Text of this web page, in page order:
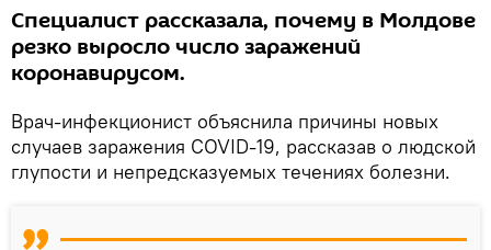
Специалист рассказала, почему в Молдове
резко выросло число заражений
коронавирусом.
Врач-инфекционист объяснила причины новых
случаев заражения COVID-19, рассказав о людской
глупости и непредсказуемых течениях болезни.